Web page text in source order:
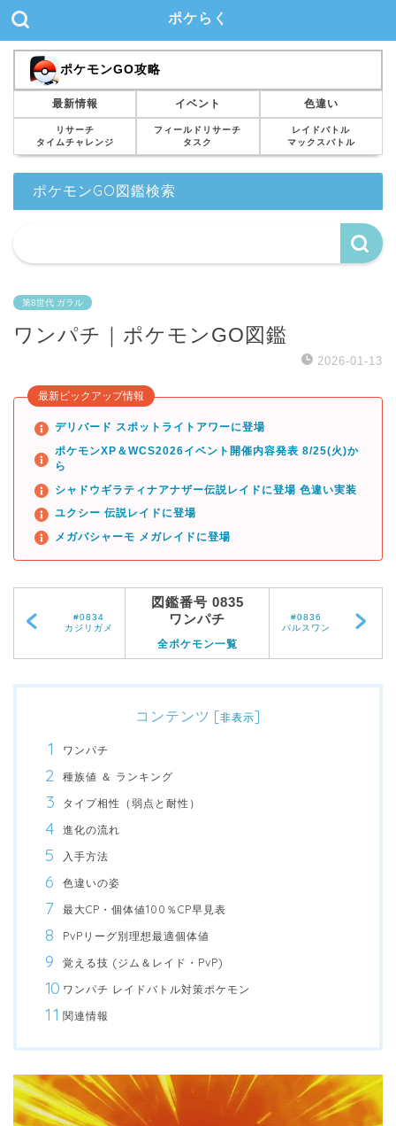
ポケらく
ポケモンGO攻略
最新情報 イベント 色違い
リサーチ
タイムチャレンジ
フィールドリサーチ
タスク
レイドバトル
マックスバトル
ポケモンGO図鑑検索
第8世代 ガラル
ワンパチ｜ポケモンGO図鑑
2026-01-13
最新ピックアップ情報
デリバード スポットライトアワーに登場
ポケモンXP＆WCS2026イベント開催内容発表 8/25(火)か
ら
シャドウギラティナアナザー伝説レイドに登場 色違い実装
ユクシー 伝説レイドに登場
メガバシャーモ メガレイドに登場
#0834
カジリガメ
図鑑番号 0835
ワンパチ
全ポケモン一覧
#0836
パルスワン
コンテンツ [非表示]
ワンパチ
種族値 ＆ ランキング
タイプ相性（弱点と耐性）
進化の流れ
入手方法
色違いの姿
最大CP・個体値100％CP早見表
PvPリーグ別理想最適個体値
覚える技 (ジム＆レイド・PvP)
ワンパチ レイドバトル対策ポケモン
関連情報